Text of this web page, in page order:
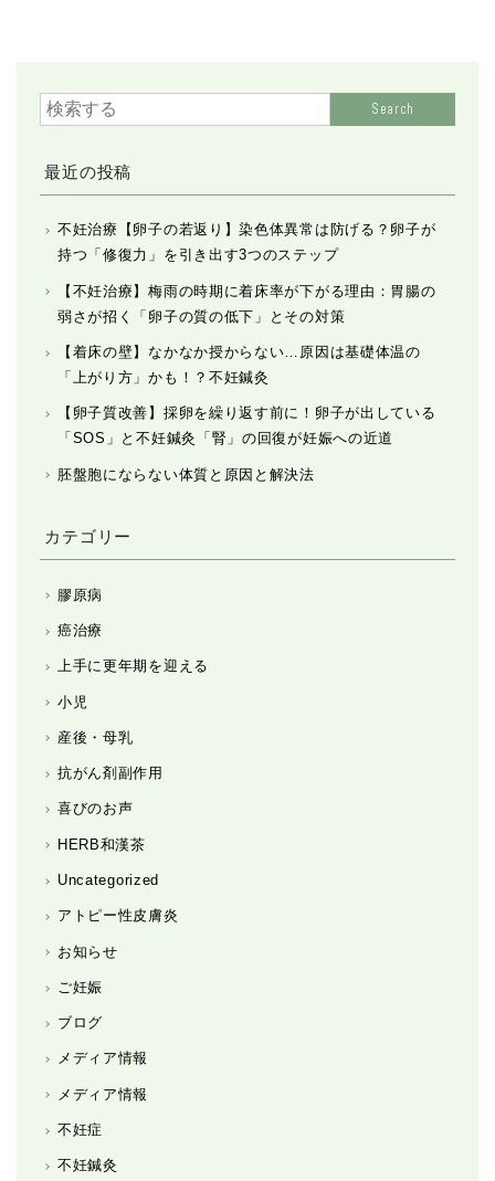
Search
最近の投稿
不妊治療【卵子の若返り】染色体異常は防げる？卵子が
持つ「修復力」を引き出す3つのステップ
【不妊治療】梅雨の時期に着床率が下がる理由：胃腸の
弱さが招く「卵子の質の低下」とその対策
【着床の壁】なかなか授からない…原因は基礎体温の
「上がり方」かも！？不妊鍼灸
【卵子質改善】採卵を繰り返す前に！卵子が出している
「SOS」と不妊鍼灸「腎」の回復が妊娠への近道
胚盤胞にならない体質と原因と解決法
カテゴリー
膠原病
癌治療
上手に更年期を迎える
小児
産後・母乳
抗がん剤副作用
喜びのお声
HERB和漢茶
Uncategorized
アトピー性皮膚炎
お知らせ
ご妊娠
ブログ
メディア情報
メディア情報
不妊症
不妊鍼灸